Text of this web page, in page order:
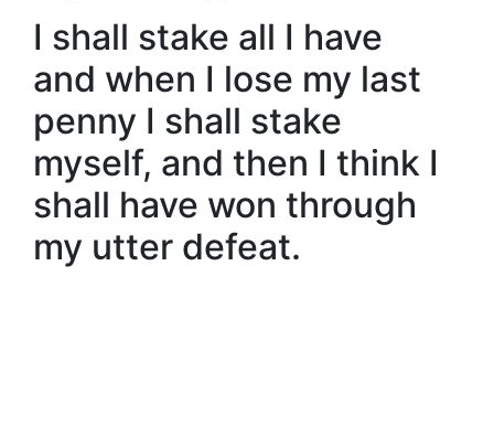
I shall stake all I have
and when I lose my last
penny I shall stake
myself, and then I think I
shall have won through
my utter defeat.